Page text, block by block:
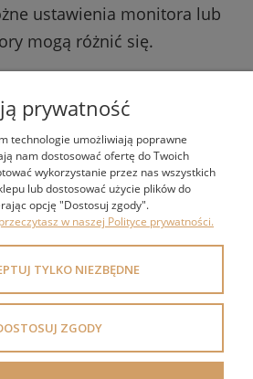
ustawienia monitora lub
mogą różnić się.
ZAKUPY
POMOC
MOJE KONTO
INFORMACJE
prywatność
technologie umożliwiają poprawne
nam dostosować ofertę do Twoich
wykorzystanie przez nas wszystkich
lub dostosować użycie plików do
opcję "Dostosuj zgody".
w naszej Polityce prywatności.
TYLKO NIEZBĘDNE
ZGODY